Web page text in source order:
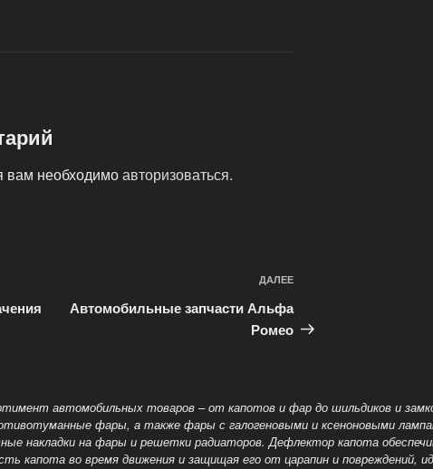
вам необходимоавторизоваться.
ДАЛЕЕ
Автомобильные запчасти Альфа
Ромео
автомобильных товаров – от капотов и фар до шильдиков и
фары, а такжефары с галогеновыми и ксеноновыми
накладки на фары и решетки радиаторов. Дефлектор капота
капота во время движения и защищая его от царапин и повреждений,